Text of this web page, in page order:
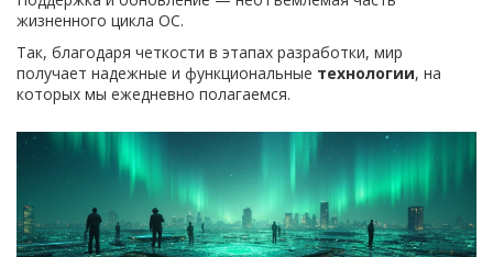
жизненного цикла ОС.
Так, благодаря четкости в этапах разработки, мир
получает надежные и функциональные технологии, на
которых мы ежедневно полагаемся.